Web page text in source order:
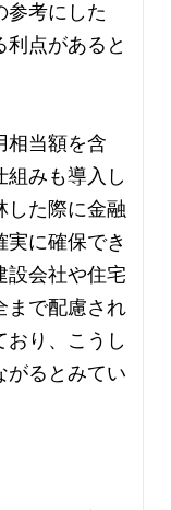
参考にした
利点があると
相当額を含
組みも導入し
した際に金融
に確保でき
設会社や住宅
まで配慮され
おり、こうし
がるとみてい